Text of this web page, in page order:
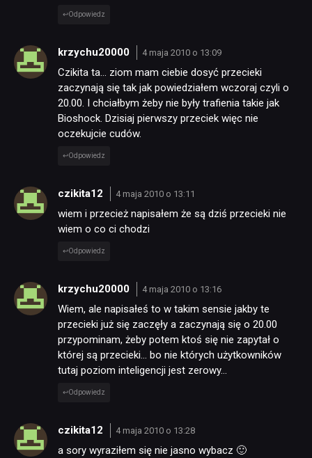
Odpowiedz
krzychu20000 4 maja 2010 o 13:09
Czikita ta… ziom mam ciebie dosyć przecieki
zaczynają się tak jak powiedziałem wczoraj czyli o
20.00. I chciałbym żeby nie były trafienia takie jak
Bioshock. Dzisiaj pierwszy przeciek więc nie
oczekujcie cudów.
Odpowiedz
czikita12 4 maja 2010 o 13:11
wiem i przecież napisałem że są dziś przecieki nie
wiem o co ci chodzi
Odpowiedz
krzychu20000 4 maja 2010 o 13:16
Wiem, ale napisałeś to w takim sensie jakby te
przecieki już się zaczęły a zaczynają się o 20.00
przypominam, żeby potem ktoś się nie zapytał o
której są przecieki… bo nie których użytkowników
tutaj poziom inteligencji jest zerowy…
Odpowiedz
czikita12 4 maja 2010 o 13:28
a sory wyraziłem się nie jasno wybacz 🙂